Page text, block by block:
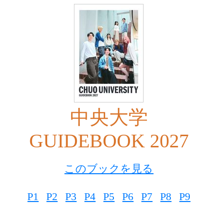
中央大学
GUIDEBOOK 2027
このブックを見る
P1 P2 P3 P4 P5 P6 P7 P8
P9